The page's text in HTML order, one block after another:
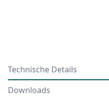
Technische Details
Downloads